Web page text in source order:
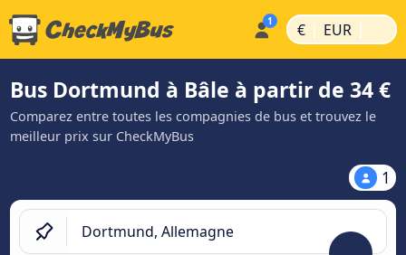
€ | EUR |
Bus Dortmund à Bâle à partir de 34 €
Comparez entre toutes les compagnies de bus et trouvez le
meilleur prix sur CheckMyBus
1